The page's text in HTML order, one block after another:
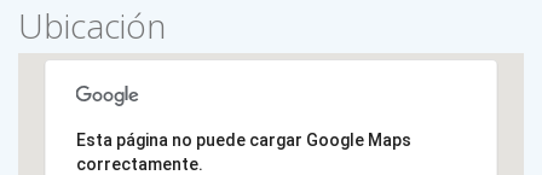
Ubicación
Esta página no puede cargar Google Maps
correctamente.